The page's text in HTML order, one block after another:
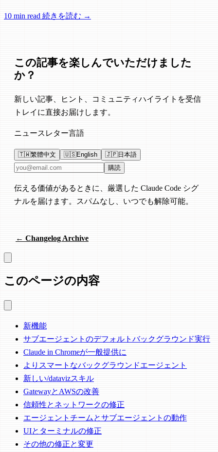
の修正が含まれています。
10 min read 続きを読む →
この記事を楽しんでいただけました
か？
新しい記事、ヒント、コミュニティハイライトを受信
トレイに直接お届けします。
ニュースレター言語
🇹🇼繁體中文 🇺🇸English 🇯🇵日本語
メールアドレス 購読
伝える価値があるときに、厳選した Claude Code シグ
ナルを届けます。スパムなし、いつでも解除可能。
← Changelog Archive
このページの内容
新機能
サブエージェントのデフォルトバックグラウンド実行
Claude in Chromeが一般提供に
よりスマートなバックグラウンドエージェント
新しい/datavizスキル
GatewayとAWSの改善
信頼性とネットワークの修正
エージェントチームとサブエージェントの動作
UIとターミナルの修正
その他の修正と変更